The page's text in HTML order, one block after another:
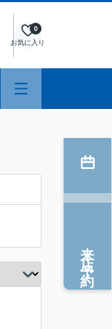
お気に入り
0
来店予約